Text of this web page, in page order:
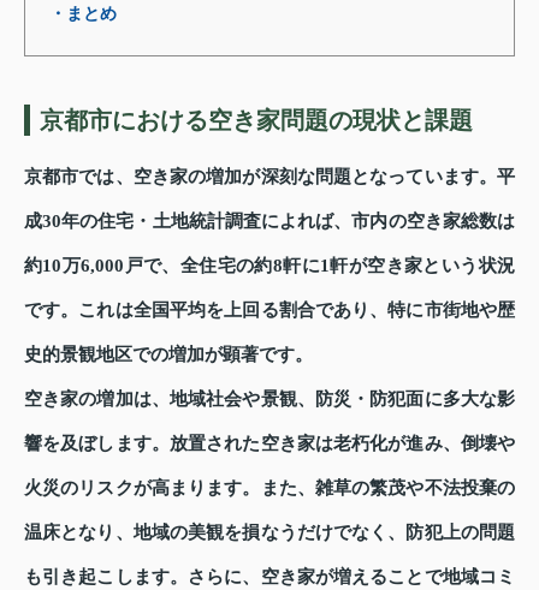
・まとめ
京都市における空き家問題の現状と課題
京都市では、空き家の増加が深刻な問題となっています。平
成30年の住宅・土地統計調査によれば、市内の空き家総数は
約10万6,000戸で、全住宅の約8軒に1軒が空き家という状況
です。これは全国平均を上回る割合であり、特に市街地や歴
史的景観地区での増加が顕著です。
空き家の増加は、地域社会や景観、防災・防犯面に多大な影
響を及ぼします。放置された空き家は老朽化が進み、倒壊や
火災のリスクが高まります。また、雑草の繁茂や不法投棄の
温床となり、地域の美観を損なうだけでなく、防犯上の問題
も引き起こします。さらに、空き家が増えることで地域コミ